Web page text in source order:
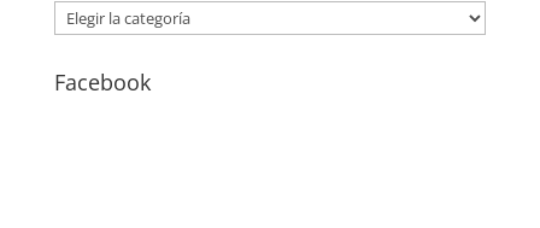
CATEGORÍAS
–
Facebook